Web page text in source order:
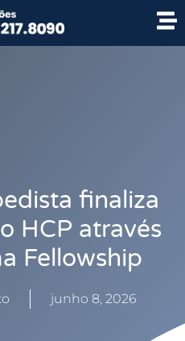
finaliza
HCP através
Fellowship
junho 8, 2026